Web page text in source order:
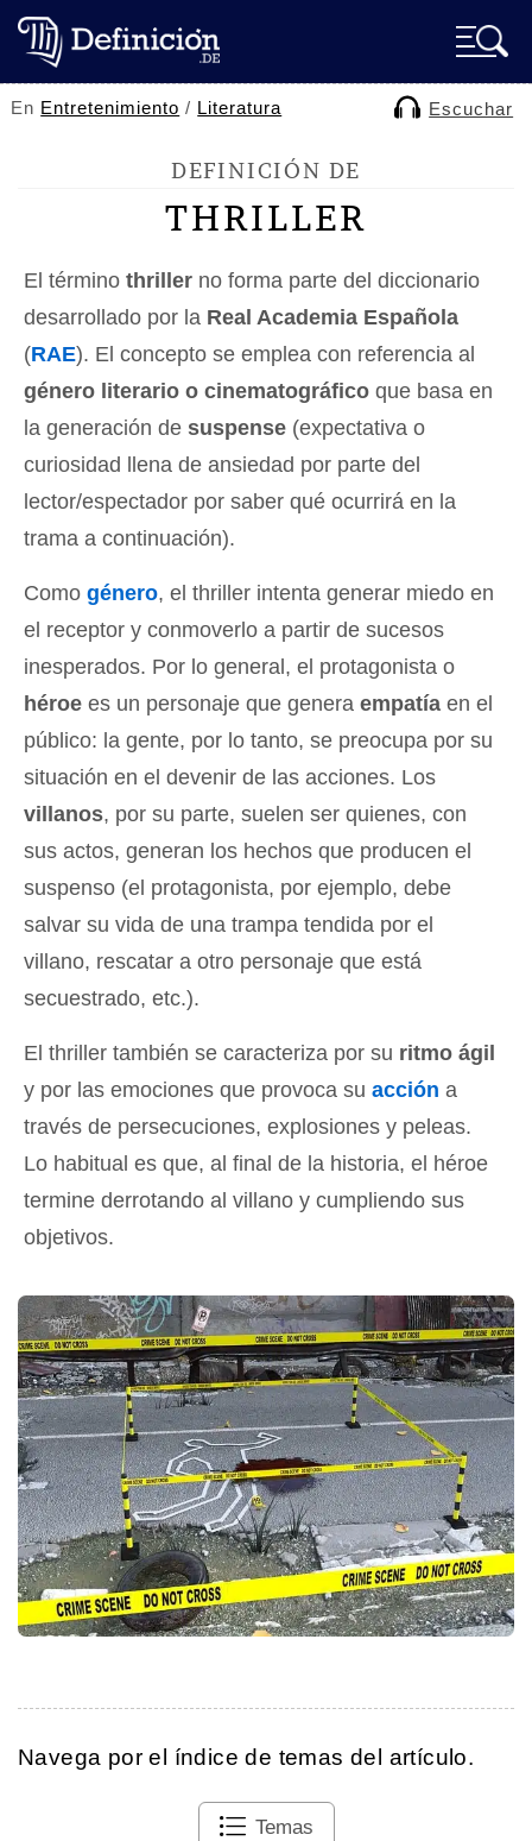
En Entretenimiento / Literatura Escuchar
DEFINICIÓN DE
THRILLER
El término thriller no forma parte del diccionario
desarrollado por la Real Academia Española
(RAE). El concepto se emplea con referencia al
género literario o cinematográfico que basa en
la generación de suspense (expectativa o
curiosidad llena de ansiedad por parte del
lector/espectador por saber qué ocurrirá en la
trama a continuación).
Como género, el thriller intenta generar miedo en
el receptor y conmoverlo a partir de sucesos
inesperados. Por lo general, el protagonista o
héroe es un personaje que genera empatía en el
público: la gente, por lo tanto, se preocupa por su
situación en el devenir de las acciones. Los
villanos, por su parte, suelen ser quienes, con
sus actos, generan los hechos que producen el
suspenso (el protagonista, por ejemplo, debe
salvar su vida de una trampa tendida por el
villano, rescatar a otro personaje que está
secuestrado, etc.).
El thriller también se caracteriza por su ritmo ágil
y por las emociones que provoca su acción a
través de persecuciones, explosiones y peleas.
Lo habitual es que, al final de la historia, el héroe
termine derrotando al villano y cumpliendo sus
objetivos.
Navega por el índice de temas del artículo.
Temas